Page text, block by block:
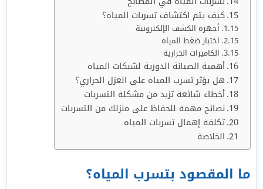
كيف يتم اكتشاف تسربات المياه؟
أجهزة الكشف الإلكترونية
اختبار ضغط المياه
الكاميرات الحرارية
أهمية الصيانة الدورية لشبكات المياه
هل يؤثر تسرب المياه على العزل الحراري؟
أخطاء شائعة تزيد من مشكلة التسربات
نصائح مهمة للحفاظ على منزلك من التسربات
تكلفة إهمال تسربات المياه
الخلاصة
ما المقصود بتسرب المياه؟